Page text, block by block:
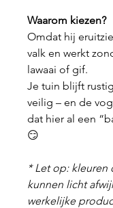
Waarom kiezen?
Omdat hij
valk en werkt
lawaai of gif.
Je tuin blijft
veilig – en de
dat hier al een
😏
* Let op:
kunnen licht
werkelijke